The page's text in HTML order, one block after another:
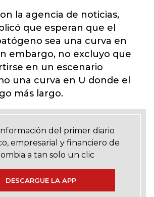
la agencia de noticias,
que esperan que el
sea una curva en
embargo, no excluyo que
en un escenario
una curva en U donde el
más largo.
del primer diario
empresarial y financiero de
a tan solo un clic
DESCARGUE LA APP